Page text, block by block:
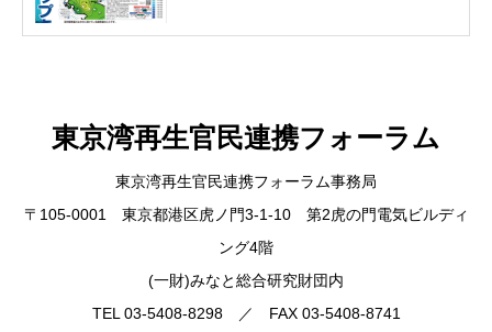
東京湾再生官民連携フォーラム
東京湾再生官民連携フォーラム事務局
〒105-0001 東京都港区虎ノ門3-1-10 第2虎の門電気ビルディ
ング4階
(一財)みなと総合研究財団内
TEL 03-5408-8298 ／ FAX 03-5408-8741